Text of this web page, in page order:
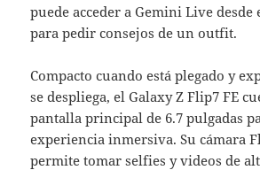
puede acceder a Gemini Live desde
para pedir consejos de un outfit.
Compacto cuando está plegado y
se despliega, el Galaxy Z Flip7 FE
pantalla principal de 6.7 pulgadas
experiencia inmersiva. Su cámara
permite tomar selfies y videos de